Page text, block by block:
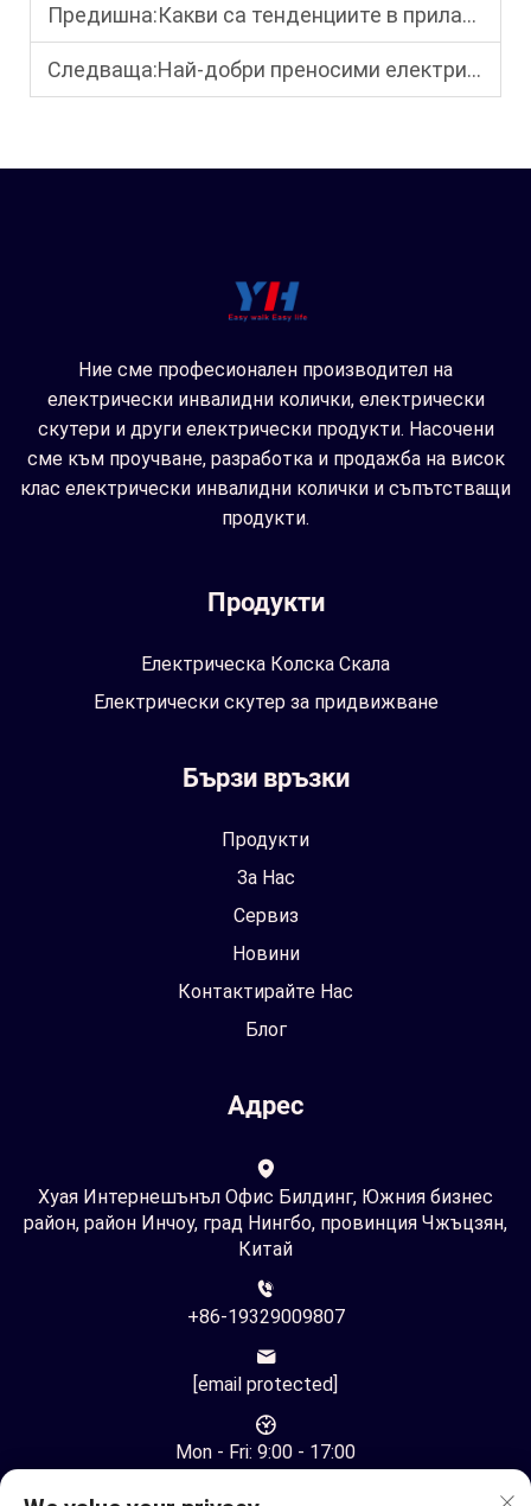
Предишна:Какви са тенденциите в прилагането на леки материали за преносими електрически инвалидни колички?
Следваща:Най-добри преносими електрически инвалидни колички: Леки и гъвкави, перфектни за пътуване
Ние сме професионален производител на
електрически инвалидни колички, електрически
скутери и други електрически продукти. Насочени
сме към проучване, разработка и продажба на висок
клас електрически инвалидни колички и съпътстващи
продукти.
Продукти
Електрическа Колска Скала
Електрически скутер за придвижване
Бързи връзки
Продукти
За Нас
Сервиз
Новини
Контактирайте Нас
Блог
Адрес
Хуая Интернешънъл Офис Билдинг, Южния бизнес
район, район Инчоу, град Нингбо, провинция Чжъцзян,
Китай
+86-19329009807
[email protected]
Mon - Fri: 9:00 - 17:00